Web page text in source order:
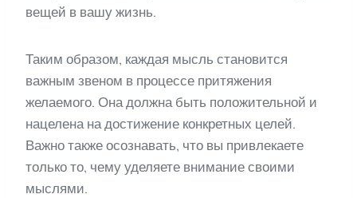
вещей в вашу жизнь.
Таким образом, каждая мысль становится
важным звеном в процессе притяжения
желаемого. Она должна быть положительной и
нацелена на достижение конкретных целей.
Важно также осознавать, что вы привлекаете
только то, чему уделяете внимание своими
мыслями.